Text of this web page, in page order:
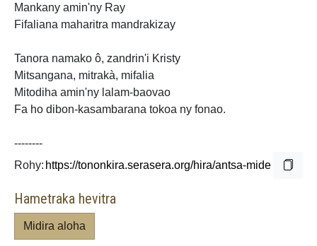
Mankany amin'ny Ray
Fifaliana maharitra mandrakizay
Tanora namako ô, zandrin'i Kristy
Mitsangana, mitrakà, mifalia
Mitodiha amin'ny lalam-baovao
Fa ho dibon-kasambarana tokoa ny fonao.
--------
Rohy:
Hametraka hevitra
Midira aloha